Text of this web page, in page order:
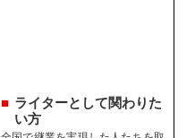
ライターとして関わりた
い方